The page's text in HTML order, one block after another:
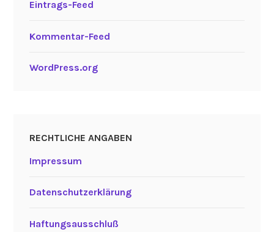
Eintrags-Feed
Kommentar-Feed
WordPress.org
RECHTLICHE ANGABEN
Impressum
Datenschutzerklärung
Haftungsausschluß